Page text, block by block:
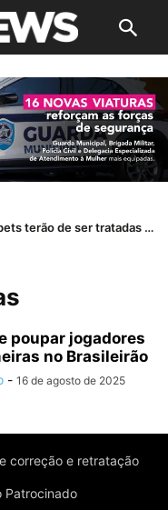
Se o STF tiver lucidez, as bets terão de ser tratadas como jogo de azar
poupar jogadores
no Brasileirão
- 16 de agosto de 2025
correção e retratação
Patrocinado